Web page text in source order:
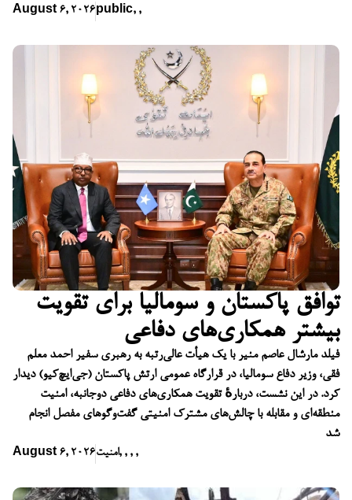
August 6, 2026 public, ,
توافق پاکستان و سومالیا برای تقویت
بیشتر همکاری‌های دفاعی
فیلد مارشال عاصم منیر با یک هیأت عالی‌رتبه به رهبری سفیر احمد معلم
فقی، وزیر دفاع سومالیا، در قرارگاه عمومی ارتش پاکستان (جی‌ایچ‌کیو) دیدار
کرد. در این نشست، دربارهٔ تقویت همکاری‌های دفاعی دوجانبه، امنیت
منطقه‌ای و مقابله با چالش‌های مشترک امنیتی گفت‌وگوهای مفصل انجام
شد
August 6, 2026امنیت, , , ,